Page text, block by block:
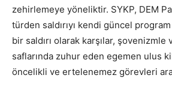
zehirlemeye yöneliktir. SYKP, DEM
türden saldırıyı kendi güncel
bir saldırı olarak karşılar,
saflarında zuhur eden egemen ulus
öncelikli ve ertelenemez görevleri